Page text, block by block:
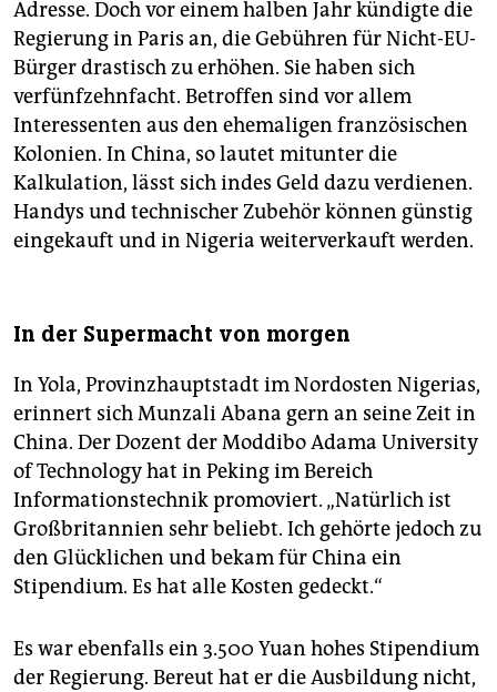
Adresse. Doch vor einem halben Jahr kündigte die
Regierung in Paris an, die Gebühren für Nicht-EU-
Bürger drastisch zu erhöhen. Sie haben sich
verfünfzehnfacht. Betroffen sind vor allem
Interessenten aus den ehemaligen französischen
Kolonien. In China, so lautet mitunter die
Kalkulation, lässt sich indes Geld dazu verdienen.
Handys und technischer Zubehör können günstig
eingekauft und in Nigeria weiterverkauft werden.
In der Supermacht von morgen
In Yola, Provinzhauptstadt im Nordosten Nigerias,
erinnert sich Munzali Abana gern an seine Zeit in
China. Der Dozent der Moddibo Adama University
of Technology hat in Peking im Bereich
Informationstechnik promoviert. „Natürlich ist
Großbritannien sehr beliebt. Ich gehörte jedoch zu
den Glücklichen und bekam für China ein
Stipendium. Es hat alle Kosten gedeckt.“
Es war ebenfalls ein 3.500 Yuan hohes Stipendium
der Regierung. Bereut hat er die Ausbildung nicht,